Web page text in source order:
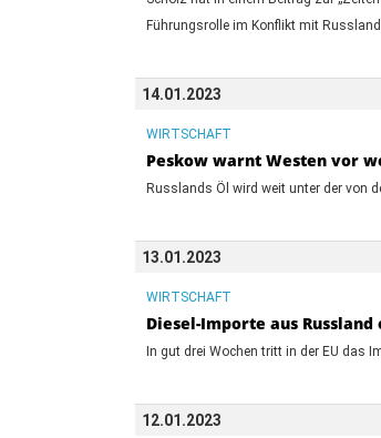
Führungsrolle im Konflikt mit
14.01.2023
WIRTSCHAFT
Peskow warnt Westen vor
Russlands Öl wird weit unter der von
13.01.2023
WIRTSCHAFT
Diesel-Importe aus Russland
In gut drei Wochen tritt in der EU das
12.01.2023